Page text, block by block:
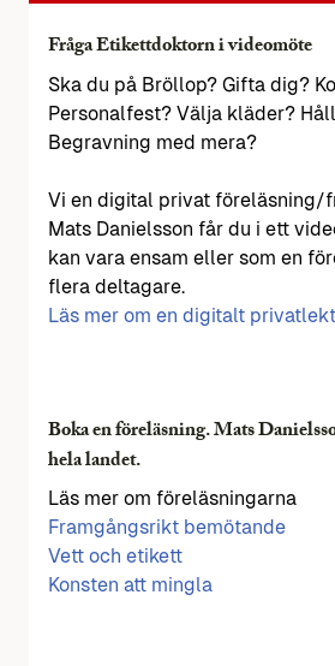
Fråga Etikettdoktorn i videomöte
Ska du på Bröllop? Gifta dig?
Personalfest? Välja kläder?
Begravning med mera?
Vi en digital privat föreläsning/
Mats Danielsson får du i ett
kan vara ensam eller som en
flera deltagare.
Läs mer om en digitalt
Boka en föreläsning. Mats
hela landet.
Läs mer om föreläsningarna
Framgångsrikt bemötande
Vett och etikett
Konsten att mingla